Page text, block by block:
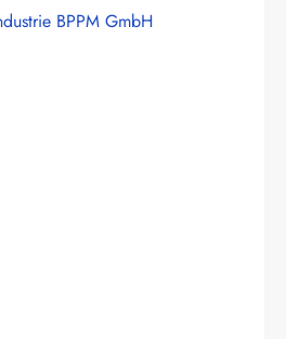
BPPM GmbH